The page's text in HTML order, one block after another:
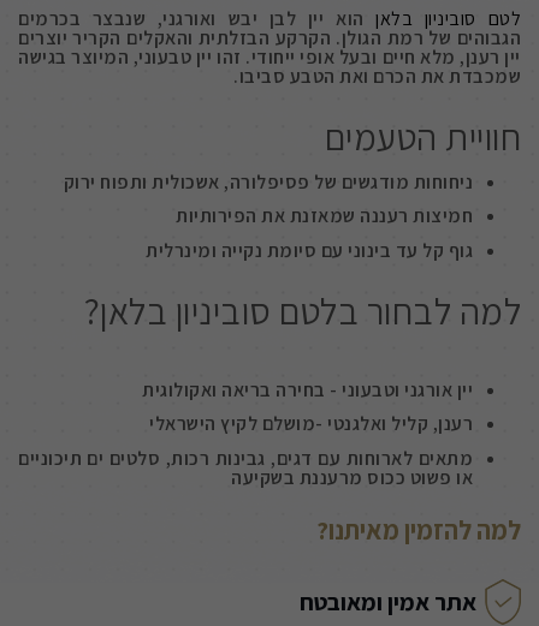
לטם סוביניון בלאןהוא יין לבן יבש ואורגני, שנבצר בכרמים
הגבוהים של רמת הגולן. הקרקע הבזלתית והאקלים הקריר יוצרים
יין רענן, מלא חיים ובעל אופי ייחודי. זהו יין טבעוני, המיוצר בגישה
שמכבדת את הכרם ואת הטבע סביבו.
חוויית הטעמים
ניחוחות מודגשים של פסיפלורה, אשכולית ותפוח ירוק
חמיצות רעננה שמאזנת את הפירותיות
גוף קל עד בינוני עם סיומת נקייה ומינרלית
למה לבחור בלטם סוביניון בלאן?
יין אורגני וטבעוני - בחירה בריאה ואקולוגית
רענן, קליל ואלגנטי -מושלם לקיץ הישראלי
מתאים לארוחות עם דגים, גבינות רכות, סלטים ים תיכוניים
או פשוט ככוס מרעננת בשקיעה
למה להזמין מאיתנו?
אתר אמין ומאובטח